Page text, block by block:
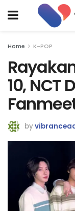
Home K-POP
10, NCT
by